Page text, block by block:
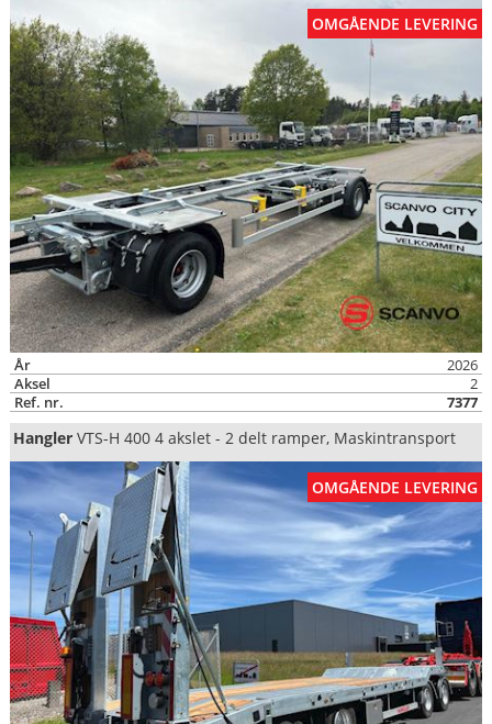
OMGÅENDE LEVERING
År
2026
Aksel
2
Ref. nr.
7377
HanglerVTS-H 400 4 akslet - 2 delt ramper, Maskintransport
OMGÅENDE LEVERING